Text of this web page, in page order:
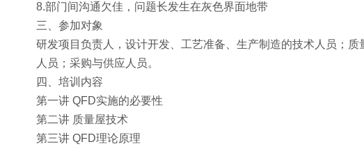
8.部门间沟通欠佳，问题长发生在灰色界面地带
三、参加对象
研发项目负责人，设计开发、工艺准备、生产制造的技术人员；
人员；采购与供应人员。
四、培训内容
第一讲 QFD实施的必要性
第二讲 质量屋技术
第三讲 QFD理论原理